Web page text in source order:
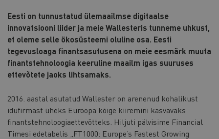
Eesti on tunnustatud ülemaailmse digitaalse
innovatsiooni liider ja meie Wallesteris tunneme uhkust,
et oleme selle ökosüsteemi oluline osa. Eesti
tegevusloaga finantsasutusena on meie eesmärk muuta
finantstehnoloogia keeruline maailm igas suuruses
ettevõtete jaoks lihtsamaks.
2016. aastal asutatud Wallester on arenenud kohalikust
idufirmast üheks Euroopa kõige kiiremini kasvavaks
finantstehnoloogiaettevõtteks. Hiljuti pälvisime Financial
Timesi edetabelis „FT1000: Europe’s Fastest Growing